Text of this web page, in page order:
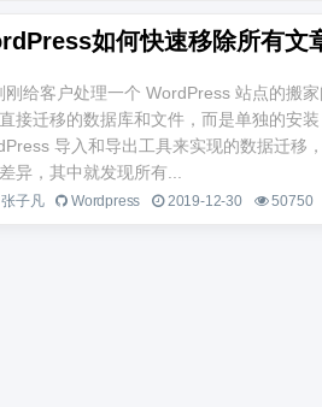
如何快速移除所有文
刚给客户处理一个 WordPress 站点的搬
接迁移的数据库和文件，而是单独的安
导入和导出工具来实现的数据迁移
异，其中就发现所有...
张子凡 Wordpress 2019-12-30 50750